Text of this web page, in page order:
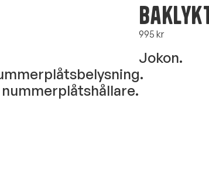
995kr
Jokon.
nummerplåtshållare.